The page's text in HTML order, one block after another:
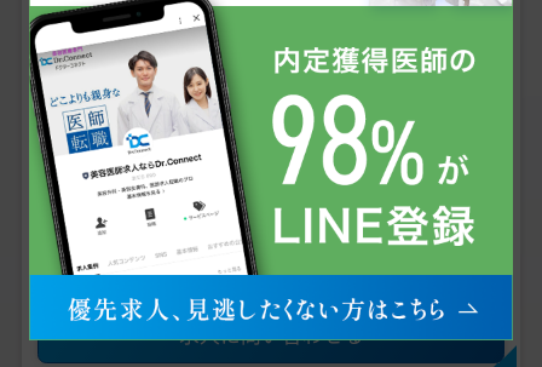
勤務地 京都府京都市 【最寄駅】 烏丸線 四条駅
【京都四条／年収 3000万～】美容外科専任／常勤
医師募集／研修体制◎／充実の福利厚生／インセ
ンティブで高収入《TCB東京中央美容外科 京都四
条院》
こだわり条件
女性医師におすすめ 専門医資格不問
未経験可
男性医師におすすめ
医師3年目可 見学可
求人の詳細を確認する
＼無料で相談・エントリー可、状況確認だけでもOK!／
求人に問い合わせる